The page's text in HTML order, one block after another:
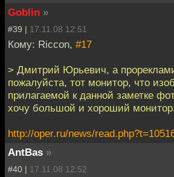
Goblin »
#39 | 17.11.08 12:51
Кому: Riccon, #17
> Дмитрий Юрьевич, а
пожалуйста, тот монитор, что
прилагаемой к данной заметке
хочу большой и хороший
http://oper.ru/news/
AntBas »
#40 | 17.11.08 12:52